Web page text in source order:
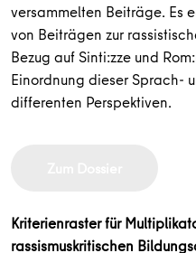
versammelten Beiträge. Es
von Beiträgen zur
Bezug auf Sinti:zze und
Einordnung dieser Sprach-
differenten Perspektiven.
Kriterienraster für
rassismuskritischen